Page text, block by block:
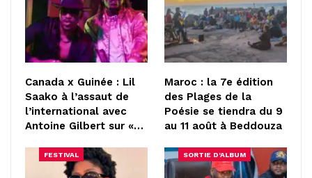
Canada x Guinée : Lil
Saako à l’assaut de
l’international avec
Antoine Gilbert sur «…
Maroc : la 7e édition
des Plages de la
Poésie se tiendra du 9
au 11 août à Beddouza
FESTIVAL SORTIE D'ALBUM